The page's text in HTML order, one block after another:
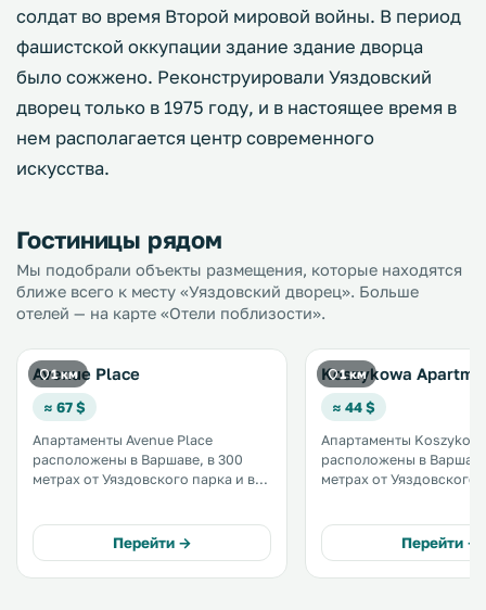
солдат во время Второй мировой войны. В период
фашистской оккупации здание здание дворца
было сожжено. Реконструировали Уяздовский
дворец только в 1975 году, и в настоящее время в
нем располагается центр современного
искусства.
Гостиницы рядом
Мы подобрали объекты размещения, которые находятся
ближе всего к месту «Уяздовский дворец». Больше
отелей — на карте «Отели поблизости».
1 км
Avenue Place
≈ 67 $
Апартаменты Avenue Place
расположены в Варшаве, в 300
метрах от Уяздовского парка и в
услугам гостей бесплатный Wi-Fi
во всех помещениях. Памятник
Шопену находится в 600 метрах от
Перейти →
1 км
Koszykowa
≈ 44 $
Апартаменты
расположены в
метрах от Уяздовского
работает бесплатный
Перейти →